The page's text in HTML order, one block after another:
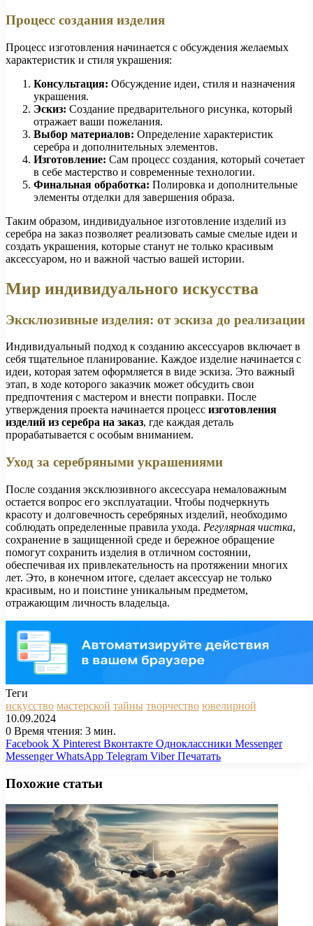
Процесс создания изделия
Процесс изготовления начинается с обсуждения желаемых
характеристик и стиля украшения:
Консультация: Обсуждение идеи, стиля и назначения
украшения.
Эскиз: Создание предварительного рисунка, который
отражает ваши пожелания.
Выбор материалов: Определение характеристик
серебра и дополнительных элементов.
Изготовление: Сам процесс создания, который сочетает
в себе мастерство и современные технологии.
Финальная обработка: Полировка и дополнительные
элементы отделки для завершения образа.
Таким образом, индивидуальное изготовление изделий из
серебра на заказ позволяет реализовать самые смелые идеи и
создать украшения, которые станут не только красивым
аксессуаром, но и важной частью вашей истории.
Мир индивидуального искусства
Эксклюзивные изделия: от эскиза до реализации
Индивидуальный подход к созданию аксессуаров включает в
себя тщательное планирование. Каждое изделие начинается с
идеи, которая затем оформляется в виде эскиза. Это важный
этап, в ходе которого заказчик может обсудить свои
предпочтения с мастером и внести поправки. После
утверждения проекта начинается процесс изготовления
изделий из серебра на заказ, где каждая деталь
прорабатывается с особым вниманием.
Уход за серебряными украшениями
После создания эксклюзивного аксессуара немаловажным
остается вопрос его эксплуатации. Чтобы подчеркнуть
красоту и долговечность серебряных изделий, необходимо
соблюдать определенные правила ухода. Регулярная чистка,
сохранение в защищенной среде и бережное обращение
помогут сохранить изделия в отличном состоянии,
обеспечивая их привлекательность на протяжении многих
лет. Это, в конечном итоге, сделает аксессуар не только
красивым, но и поистине уникальным предметом,
отражающим личность владельца.
Теги
искусство мастерской тайны творчество ювелирной
10.09.2024
0 Время чтения: 3 мин.
Facebook X Pinterest Вконтакте Одноклассники Messenger
Messenger WhatsApp Telegram Viber Печатать
Похожие статьи